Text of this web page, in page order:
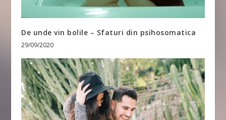
De unde vin bolile – Sfaturi din psihosomatica
29/09/2020